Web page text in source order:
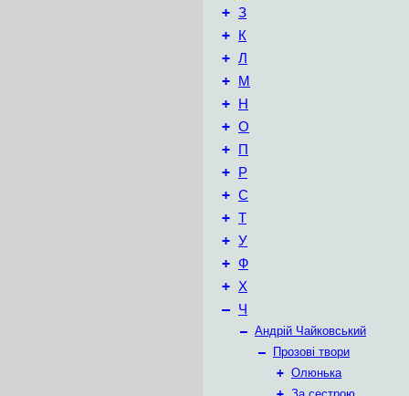
+ З
+ К
+ Л
+ М
+ Н
+ О
+ П
+ Р
+ С
+ Т
+ У
+ Ф
+ Х
– Ч
– Андрій Чайковський
–
Прозові твори
+ Олюнька